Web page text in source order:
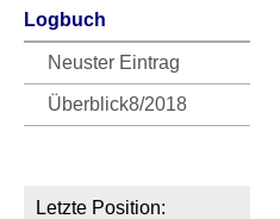
Logbuch
Neuster Eintrag
Überblick8/2018
Letzte Position: